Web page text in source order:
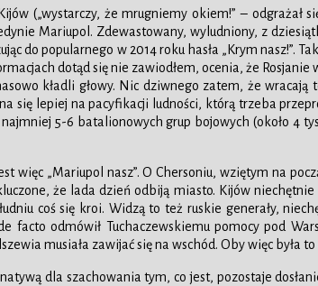
(„wystarczy, że mrugniemy okiem!” –
Mariupol. Zdewastowany, wyludniony, z
do popularnego w 2014 roku hasła „Krym nasz!”.
dotąd się nie zawiodłem, ocenia, że
kładli głowy. Nic dziwnego zatem, że
się lepiej na pacyfikacji ludności, którą trzeba
5-6 batalionowych grup bojowych (około 4
„Mariupol nasz”. O Chersoniu, wziętym na
że lada dzień odbiją miasto. Kijów
coś się kroi. Widzą to też ruskie generały,
odmówił Tuchaczewskiemu pomocy pod
musiała zawijać się na wschód. Oby więc była
dla szachowania tym, co jest, pozostaje